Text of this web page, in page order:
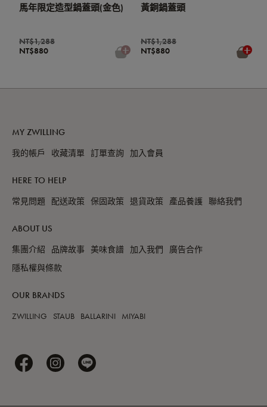
馬年限定造型鍋蓋頭(金色)
NT$880
NT$1,288
黃銅鍋蓋頭
NT$880
NT$1,288
MY ZWILLING
我的帳戶 收藏清單 訂單查詢 加入會員
HERE TO HELP
常見問題 配送政策 保固政策 退貨政策 產品養護 聯絡我們
ABOUT US
集團介紹 品牌故事 美味食譜 加入我們
廣告合作
隱私權與條款
OUR BRANDS
ZWILLING STAUB BALLARINI MIYABI